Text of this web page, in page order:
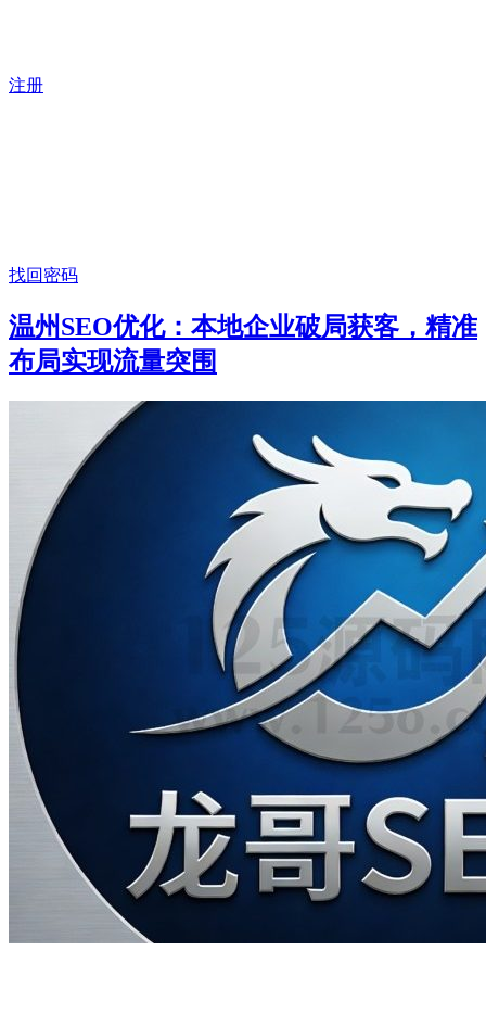
注册
找回密码
温州SEO优化：本地企业破局获客，精准
布局实现流量突围